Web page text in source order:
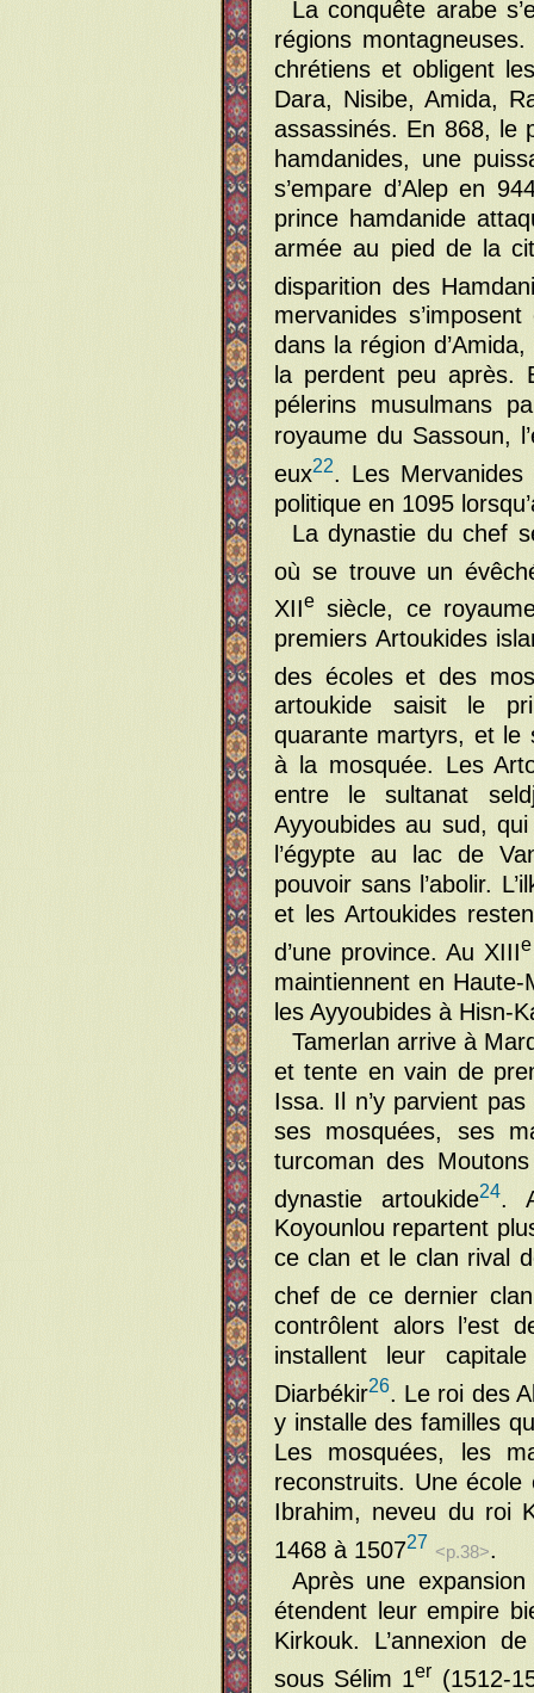
La conquête arabe
régions
chrétiens et obligent
Dara, Nisibe, Amida,
assassinés. En 868, le
hamdanides, une
s’empare d’Alep en
prince hamdanide
armée au pied de la
disparition des
mervanides
dans la région
la perdent peu après.
pélerins musulmans
royaume du Sassoun,
eux22. Les
politique en 1095
La dynastie du chef
où se trouve un
XIIe siècle, ce
premiers Artoukides
des écoles et des
artoukide saisit le
quarante martyrs, et le
à la mosquée. Les
entre le sultanat
Ayyoubides au sud,
l’égypte au lac de
pouvoir sans l’abolir.
et les Artoukides
d’une province. Au XIIIe
maintiennent en
les Ayyoubides à Hisn-
Tamerlan arrive à
et tente en vain de
Issa. Il n’y parvient
ses mosquées, ses
turcoman des
dynastie artoukide24.
Koyounlou repartent
ce clan et le clan rival
chef de ce dernier
contrôlent alors l’est
installent leur
Diarbékir26. Le roi des
y installe des familles
Les mosquées, les
reconstruits. Une
Ibrahim, neveu du roi
1468 à 150727 <p.38>.
Après une
étendent leur empire
Kirkouk. L’annexion
sous Sélim 1er (1512-